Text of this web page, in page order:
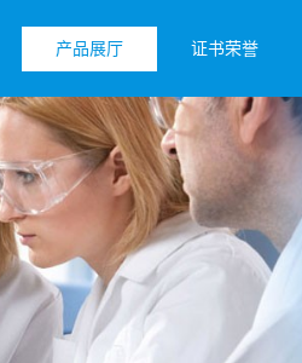
产品展厅 证书荣誉